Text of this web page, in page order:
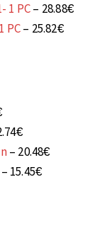
1 PC– 28.88€
PC– 25.82€
– 20.48€
– 15.45€